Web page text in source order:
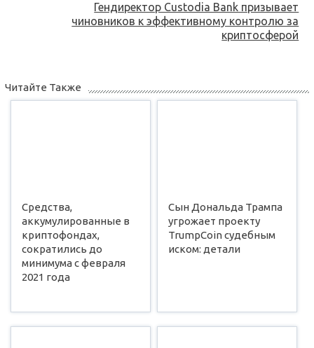
Гендиректор Custodia Bank призывает
чиновников к эффективному контролю за
криптосферой
Читайте Также
Средства,
аккумулированные в
криптофондах,
сократились до
минимума с февраля
2021 года
Сын Дональда Трампа
угрожает проекту
TrumpCoin судебным
иском: детали